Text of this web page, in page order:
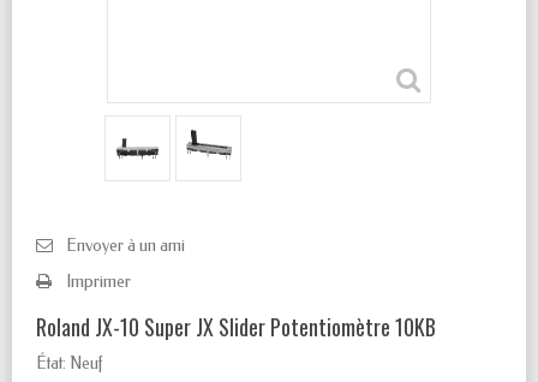
Envoyer à un ami
Imprimer
Roland JX-10 Super JX Slider Potentiomètre 10KB
État: Neuf